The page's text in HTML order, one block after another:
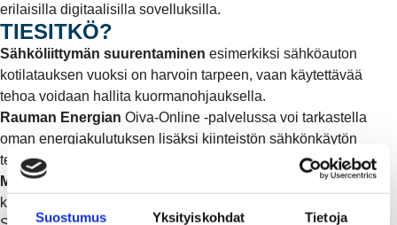
Suostumus Yksityiskohdat Tietoja
erilaisilla digitaalisilla sovelluksilla.
TIESITKÖ?
Sähköliittymän suurentaminen esimerkiksi sähköauton
kotilatauksen vuoksi on harvoin tarpeen, vaan käytettävää
tehoa voidaan hallita kuormanohjauksella.
Rauman Energian Oiva-Online -palvelussa voi tarkastella
oman energiakulutuksen lisäksi kiinteistön sähkönkäytön
tehotietoja.
Mm. Omavoima
kuormanohjausratkaisuja myös ilman HAN-portin käyttöä.